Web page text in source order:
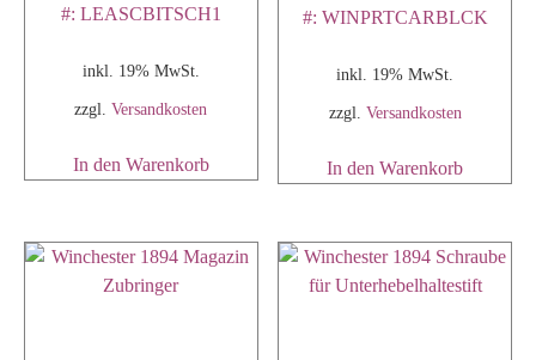
#: LEASCBITSCH1
inkl. 19% MwSt.
zzgl.Versandkosten
In den Warenkorb
#: WINPRTCARBLCK
inkl. 19% MwSt.
zzgl. Versandkosten
In den Warenkorb